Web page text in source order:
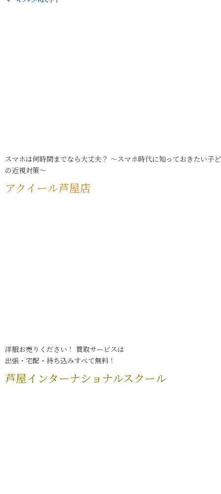
スマホは何時間までなら大丈夫？ ～スマホ時代に知っておきたい子
の近視対策～
アクイール芦屋店
洋服お売りください！ 買取サービスは
出張・宅配・持ち込みすべて無料！
芦屋インターナショナルスクール